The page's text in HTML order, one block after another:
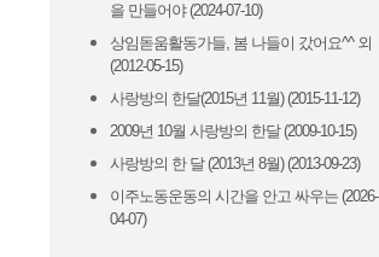
을 만들어야 (2024-07-10)
상임돋움활동가들, 봄 나들이 갔어요^^ 외
(2012-05-15)
사랑방의 한달(2015년 11월) (2015-11-12)
2009년 10월 사랑방의 한달 (2009-10-15)
사랑방의 한 달 (2013년 8월) (2013-09-23)
이주노동운동의 시간을 안고 싸우는 (2026-
04-07)